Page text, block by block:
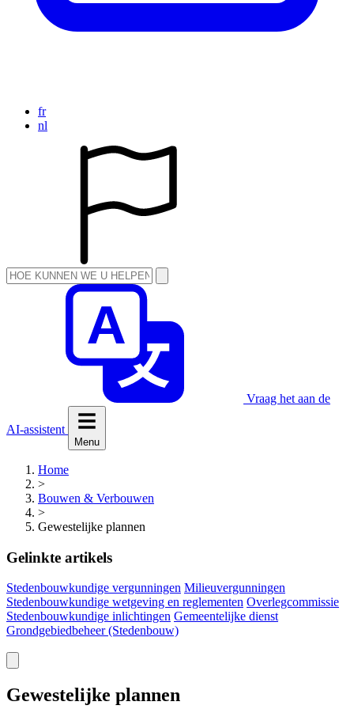
fr
nl
Vraag het aan de
AI-assistent
Menu
Home
>
Bouwen & Verbouwen
>
Gewestelijke plannen
Gelinkte artikels
Stedenbouwkundige vergunningen Milieuvergunningen
Stedenbouwkundige wetgeving en reglementen Overlegcommissie
Stedenbouwkundige inlichtingen Gemeentelijke dienst
Grondgebiedbeheer (Stedenbouw)
Gewestelijke plannen